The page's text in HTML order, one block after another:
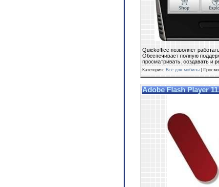
Quickoffice позволяет
Обеспечивает полную
просматривать, создавать и
Категория: Всё для мобилы |
Adobe Flash Player